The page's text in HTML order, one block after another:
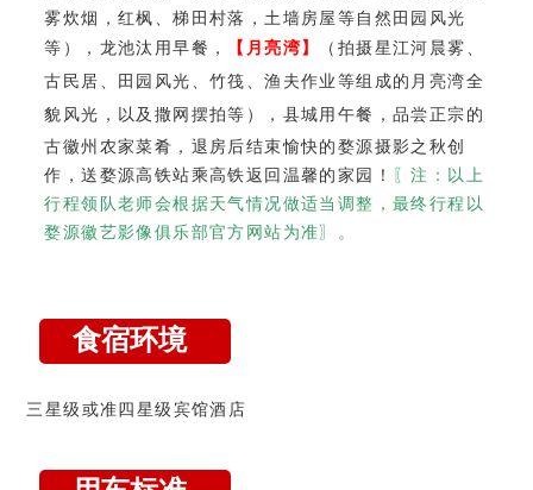
雾炊烟，红枫、梯田村落，土墙房屋等自然田园风光
等），龙池汰用早餐 ， 【月亮湾】
（拍摄星江河晨雾、
古民居、田园风光、竹筏、渔夫作业等组成的月亮湾全
貌风光，以及撒网摆拍等）， 县城用午餐，品尝正宗的
古徽州农家菜肴，退房后结束愉快的婺源摄影之秋创
作，送婺源高铁站乘高铁返回温馨的家园！
〖注：以上
行程领队老师会根据天气情况做适当调整，最终行程以
婺源徽艺影像俱乐部官方网站为准〗。
食宿环境
三星级或准四星级宾馆酒店